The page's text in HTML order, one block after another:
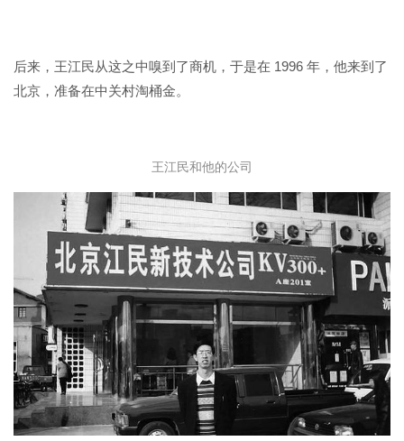
后来，王江民从这之中嗅到了商机，于是在 1996 年，他来到了
北京，准备在中关村淘桶金。
王江民和他的公司